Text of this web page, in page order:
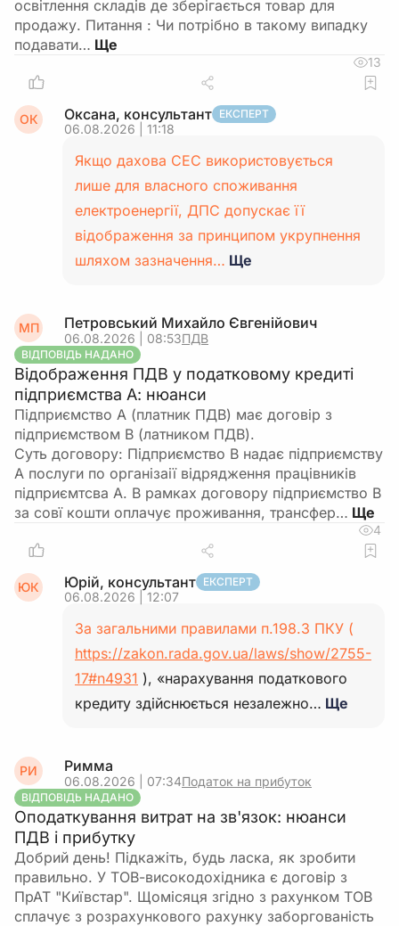
освітлення складів де зберігається товар для
продажу. Питання : Чи потрібно в такому випадку
подавати…
13
ОК Оксана, консультант ЕКСПЕРТ
06.08.2026 | 11:18
Якщо дахова СЕС використовується
лише для власного споживання
електроенергії, ДПС допускає її
відображення за принципом укрупнення
шляхом зазначення… Ще
МП Петровський Михайло Євгенійович
06.08.2026 | 08:53ПДВ
ВІДПОВІДЬ НАДАНО
Відображення ПДВ у податковому кредиті
підприємства А: нюанси
Підприємство А (платник ПДВ) має договір з
підприємством В (латником ПДВ).
Суть договору: Підприємство В надає підприємству
А послуги по організаії відрядження працівників
підприємтсва А. В рамках договору підприємство В
за совї кошти оплачує проживання, трансфер…
4
ЮК Юрій, консультант ЕКСПЕРТ
06.08.2026 | 12:07
За загальними правилами п.198.3 ПКУ (
https://zakon.rada.gov.ua/laws/show/2755-
17#n4931 ), «нарахування податкового
кредиту здійснюється незалежно… Ще
РИ Римма
06.08.2026 | 07:34Податок на прибуток
ВІДПОВІДЬ НАДАНО
Оподаткування витрат на зв'язок: нюанси
ПДВ і прибутку
Добрий день! Підкажіть, будь ласка, як зробити
правильно. У ТОВ-високодохідника є договір з
ПрАТ "Київстар". Щомісяця згідно з рахунком ТОВ
сплачує з розрахункового рахунку заборгованість